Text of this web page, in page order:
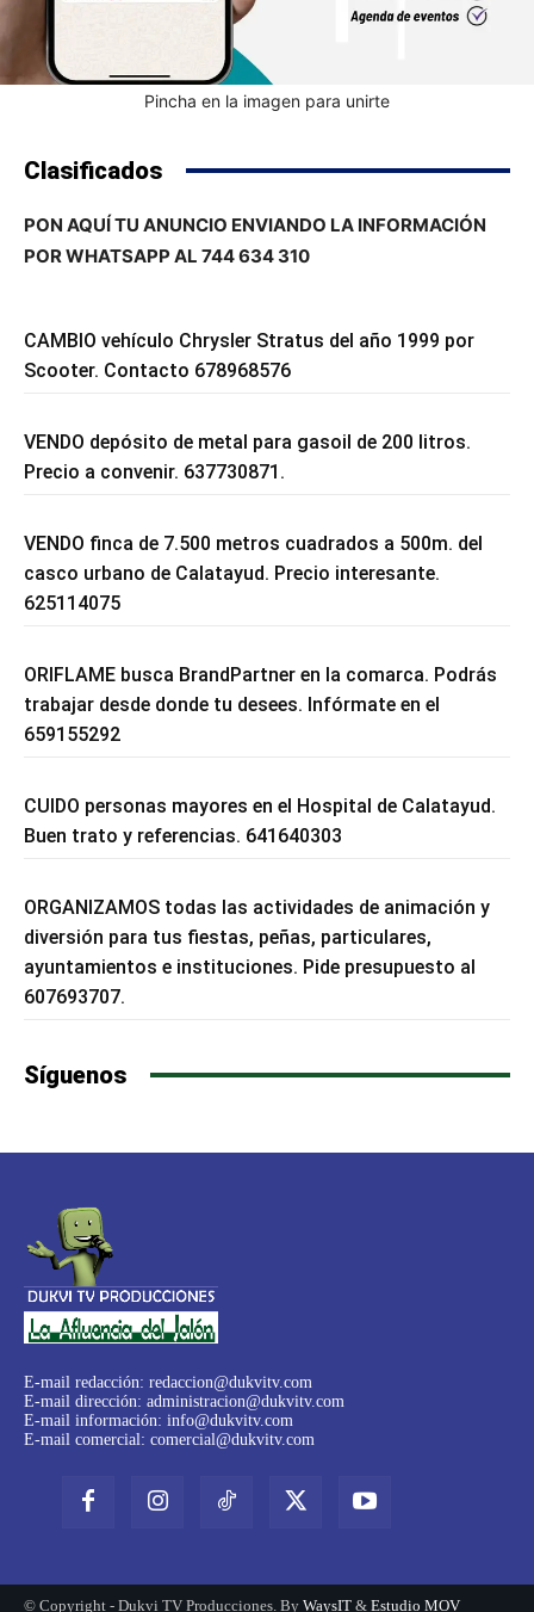
Pincha en la imagen para unirte
Clasificados
PON AQUÍ TU ANUNCIO ENVIANDO LA INFORMACIÓN
POR WHATSAPP AL 744 634 310
CAMBIO vehículo Chrysler Stratus del año 1999 por
Scooter. Contacto 678968576
VENDO depósito de metal para gasoil de 200 litros.
Precio a convenir. 637730871.
VENDO finca de 7.500 metros cuadrados a 500m. del
casco urbano de Calatayud. Precio interesante.
625114075
ORIFLAME busca BrandPartner en la comarca. Podrás
trabajar desde donde tu desees. Infórmate en el
659155292
CUIDO personas mayores en el Hospital de Calatayud.
Buen trato y referencias. 641640303
ORGANIZAMOS todas las actividades de animación y
diversión para tus fiestas, peñas, particulares,
ayuntamientos e instituciones. Pide presupuesto al
607693707.
Síguenos
E-mail redacción: redaccion@dukvitv.com
E-mail dirección: administracion@dukvitv.com
E-mail información: info@dukvitv.com
E-mail comercial: comercial@dukvitv.com
© Copyright - Dukvi TV Producciones. By WaysIT & Estudio MOV